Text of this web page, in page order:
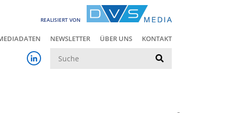
REALISIERT VON
NEWSLETTER ÜBER UNS KONTAKT